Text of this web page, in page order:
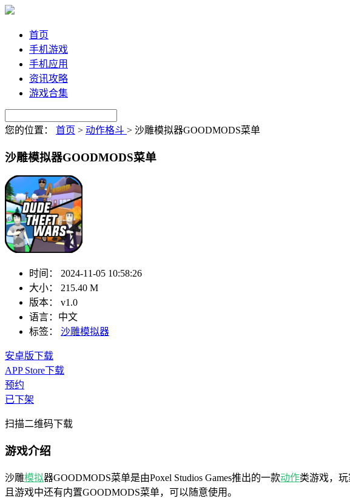
首页
手机游戏
手机应用
资讯攻略
游戏合集
您的位置： 首页 > 动作格斗 > 沙雕模拟器GOODMODS菜单
沙雕模拟器GOODMODS菜单
时间：
2024-11-05 10:58:26
大小：
215.40 M
版本：
v1.0
语言： 中文
标签：
沙雕模拟器
安卓版下载
APP Store下载
预约
已下架
扫描二维码下载
游戏介绍
沙雕模拟器GOODMODS菜单是由Poxel Studios Games推出的一款动作类游戏，
且游戏中还有内置GOODMODS菜单，可以随意使用。